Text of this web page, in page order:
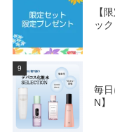
【
ッ
9
毎
N】